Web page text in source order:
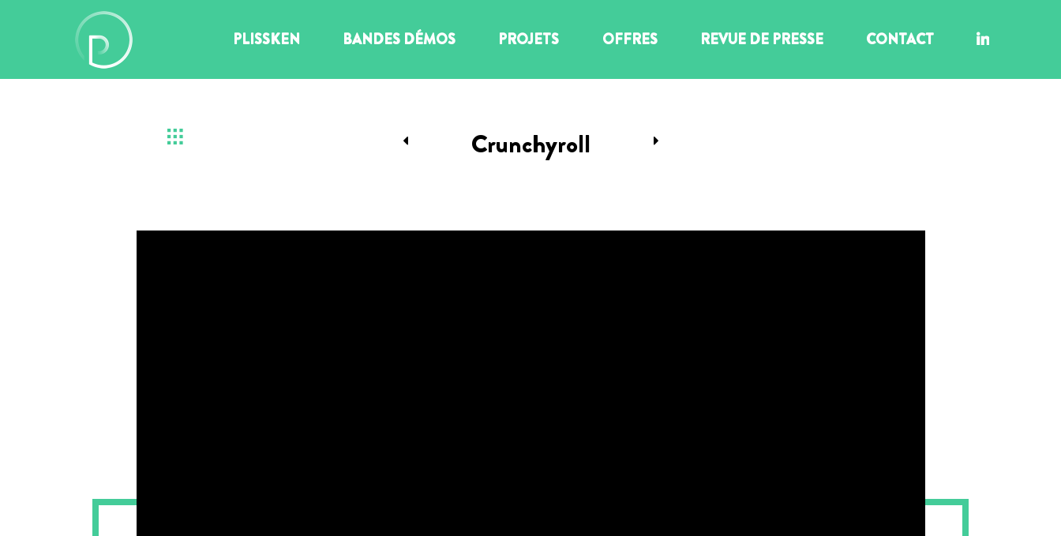
PLISSKEN BANDES DÉMOS PROJETS OFFRES REVUE DE PRESSE CONTACT
Crunchyroll